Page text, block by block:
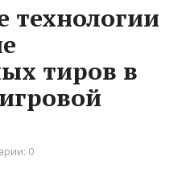
технологии
тиров в
0